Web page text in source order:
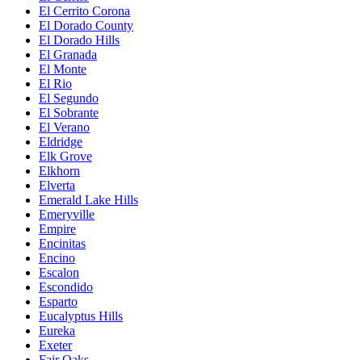
El Cerrito Corona
El Dorado County
El Dorado Hills
El Granada
El Monte
El Rio
El Segundo
El Sobrante
El Verano
Eldridge
Elk Grove
Elkhorn
Elverta
Emerald Lake Hills
Emeryville
Empire
Encinitas
Encino
Escalon
Escondido
Esparto
Eucalyptus Hills
Eureka
Exeter